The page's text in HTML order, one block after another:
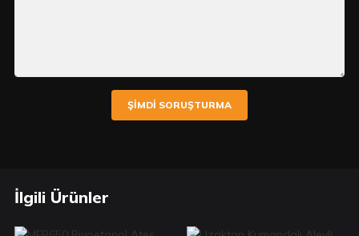
ŞIMDI SORUŞTURMA
İlgili Ürünler